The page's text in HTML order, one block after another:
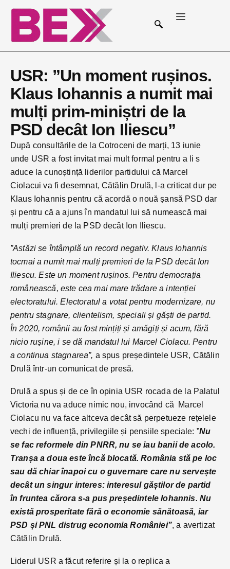
USR: ”Un moment rușinos.
Klaus Iohannis a numit mai
mulți prim-miniștri de la
PSD decât Ion Iliescu”
După consultările de la Cotroceni de marți, 13 iunie
unde USR a fost invitat mai mult formal pentru a li s
aduce la cunoștință liderilor partidului că Marcel
Ciolacui va fi desemnat, Cătălin Drulă, l-a criticat dur pe
Klaus Iohannis pentru că acordă o nouă șansă PSD dar
și pentru că a ajuns în mandatul lui să numească mai
mulți premieri de la PSD decât Ion Iliescu.
”Astăzi se întâmplă un record negativ. Klaus Iohannis
tocmai a numit mai mulți premieri de la PSD decât Ion
Iliescu. Este un moment rușinos. Pentru democrația
românească, este cea mai mare trădare a intenției
electoratului. Electoratul a votat pentru modernizare, nu
pentru stagnare, clientelism, speciali și găști de partid.
În 2020, românii au fost mințiți și amăgiți și acum, fără
nicio rușine, i se dă mandatul lui Marcel Ciolacu. Pentru
a continua stagnarea”, a spus președintele USR, Cătălin
Drulă într-un comunicat de presă.
Drulă a spus și de ce în opinia USR rocada de la Palatul
Victoria nu va aduce nimic nou, invocând că Marcel
Ciolacu nu va face altceva decât să perpetueze rețelele
vechi de influență, privilegiile și pensiile speciale: ”Nu
se fac reformele din PNRR, nu se iau banii de acolo.
Tranșa a doua este încă blocată. România stă pe loc
sau dă chiar înapoi cu o guvernare care nu servește
decât un singur interes: interesul găștilor de partid
în fruntea cărora s-a pus președintele Iohannis. Nu
există prosperitate fără o economie sănătoasă, iar
PSD și PNL distrug economia României”, a avertizat
Cătălin Drulă.
Liderul USR a făcut referire și la o replica a